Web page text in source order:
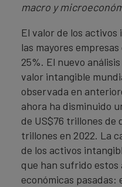
macro y
El valor de los
las mayores
25%. El nuevo
valor intangible
observada en
ahora ha disminuido
de US$76 trillones de
trillones en 2022. La
de los activos
que han sufrido estos
económicas pasadas: